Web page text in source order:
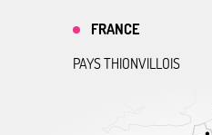
FRANCE
PAYS THIONVILLOIS